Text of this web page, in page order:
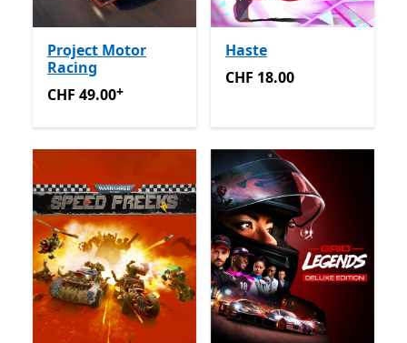
Project Motor
Racing
CHF 49.00Enthält In-App-Käufe
CHF 49.00+
Haste
CHF 18.00
CHF 18.00